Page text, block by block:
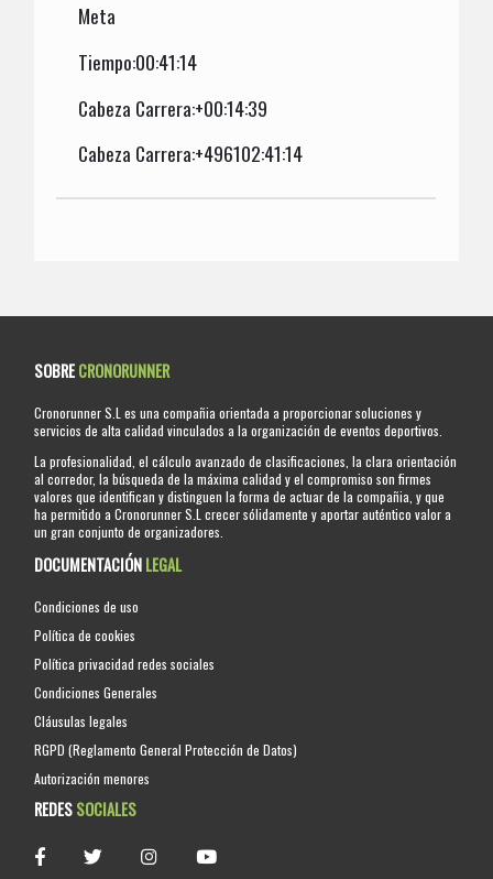
Meta
Tiempo:00:41:14
Cabeza Carrera:+00:14:39
Cabeza Carrera:+496102:41:14
SOBRECRONORUNNER
Cronorunner S.L es una compañia orientada a proporcionar soluciones y
servicios de alta calidad vinculados a la organización de eventos deportivos.
La profesionalidad, el cálculo avanzado de clasificaciones, la clara orientación
al corredor, la búsqueda de la máxima calidad y el compromiso son firmes
valores que identifican y distinguen la forma de actuar de la compañia, y que
ha permitido a Cronorunner S.L crecer sólidamente y aportar auténtico valor a
un gran conjunto de organizadores.
DOCUMENTACIÓNLEGAL
Condiciones de uso
Política de cookies
Política privacidad redes sociales
Condiciones Generales
Cláusulas legales
RGPD (Reglamento General Protección de Datos)
Autorización menores
REDESSOCIALES